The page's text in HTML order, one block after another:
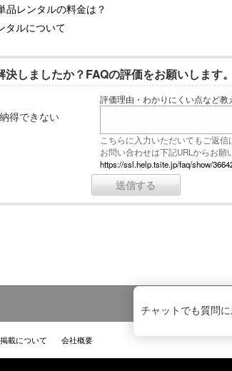
品レンタルの料金は？
タルについて
決しましたか？FAQの評価をお願いします。
得できない
評価理由・わかりにくい点など教
こちらに入力いただいてもご返信
お問い合わせは下記URLからお願
https://ssl.help.tsite.jp/faq/show/
載について 会社概要
チャットでも質問に